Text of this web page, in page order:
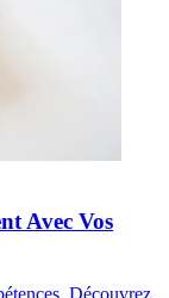
Avec Vos
Découvrez